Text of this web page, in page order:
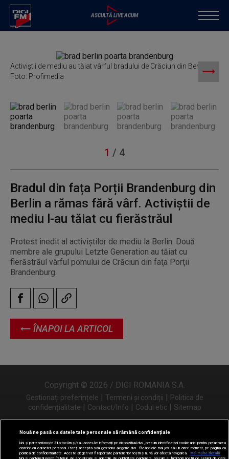
Activiștii de mediu au tăiat vârful bradului de Crăciun din Berlin. /
Foto: Profimedia
ÎNAPOI LA ARTICOL
1 / 4
Bradul din fața Porții Brandenburg din
Berlin a rămas fără vârf. Activiștii de
mediu l-au tăiat cu fierăstrăul
Protest inedit al activiștilor de mediu la Berlin. Două
membre ale grupului Letzte Generation au tăiat cu
fierăstrăul vârful pomului de Crăciun din faţa Porţii
Brandenburg.
Copyright © 2026 / DIGI ROMANIA S.A.
Gestionați preferințele | Termeni și condiții | Politica de
confidențialitate | Contact/Info | Codul etic | Sitemap
Urmărește-ne și pe
Nouă ne pasă ca datele tale personale să rămână confidențiale
Noi și partenerii noștri31 stocăm și/sau accesăm informații pe dispozitivul dvs., precum identificatorii cookie unici pentru prelucrarea
datelor cu caracter personal. Puteți accepta sau gestiona alegerile dvs. făcând clic mai jos sau în orice moment, pe pagina cu
politica de confidențialitate. Aceste alegeri vor fi raportate partenerilor noștri și nu vă vor afecta navigarea.
Mai multe detalii